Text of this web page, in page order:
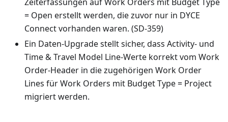
= Open erstellt werden, die zuvor nur in DYCE
Connect vorhanden waren. (SD-359)
Ein Daten-Upgrade stellt sicher, dass Activity- und
Time & Travel Model Line-Werte korrekt vom Work
Order-Header in die zugehörigen Work Order
Lines für Work Orders mit Budget Type = Project
migriert werden.